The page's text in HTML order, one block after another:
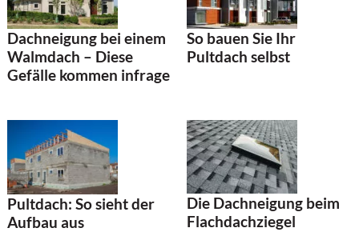
Dachneigung bei einem
Walmdach – Diese
Gefälle kommen infrage
So bauen Sie Ihr
Pultdach selbst
Pultdach: So sieht der
Aufbau aus
Die Dachneigung beim
Flachdachziegel